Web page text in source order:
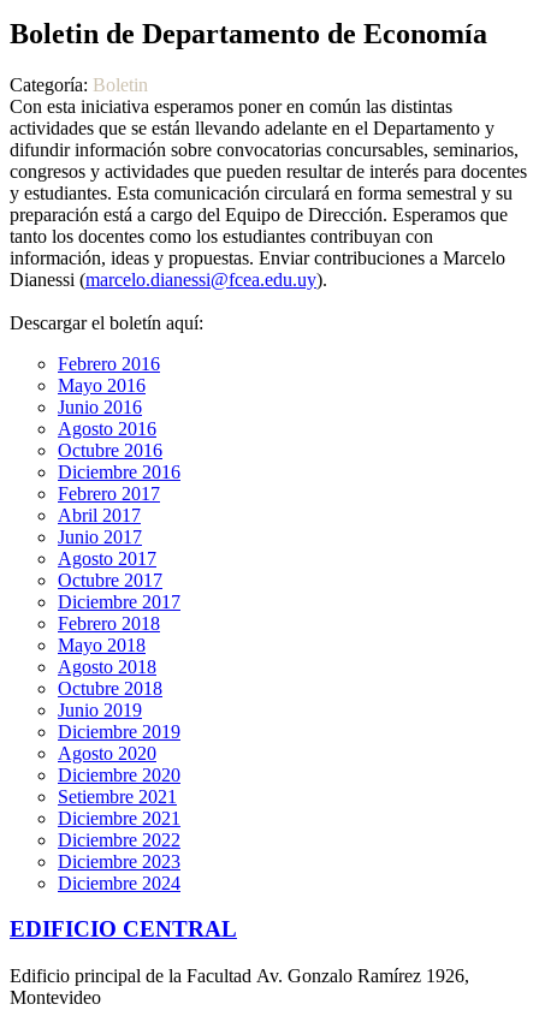
Boletin de Departamento de Economía
Categoría: Boletin
Con esta iniciativa esperamos poner en común las distintas
actividades que se están llevando adelante en el Departamento y
difundir información sobre convocatorias concursables, seminarios,
congresos y actividades que pueden resultar de interés para docentes
y estudiantes. Esta comunicación circulará en forma semestral y su
preparación está a cargo del Equipo de Dirección. Esperamos que
tanto los docentes como los estudiantes contribuyan con
información, ideas y propuestas. Enviar contribuciones a Marcelo
Dianessi (marcelo.dianessi@fcea.edu.uy).
Descargar el boletín aquí:
Febrero 2016
Mayo 2016
Junio 2016
Agosto 2016
Octubre 2016
Diciembre 2016
Febrero 2017
Abril 2017
Junio 2017
Agosto 2017
Octubre 2017
Diciembre 2017
Febrero 2018
Mayo 2018
Agosto 2018
Octubre 2018
Junio 2019
Diciembre 2019
Agosto 2020
Diciembre 2020
Setiembre 2021
Diciembre 2021
Diciembre 2022
Diciembre 2023
Diciembre 2024
EDIFICIO CENTRAL
Edificio principal de la Facultad Av. Gonzalo Ramírez 1926,
Montevideo